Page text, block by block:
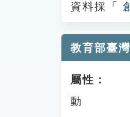
資料採「
教育部臺
屬性：
動